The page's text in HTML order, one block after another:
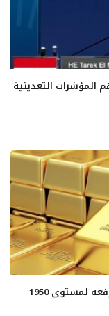
المؤشرات التعدينية
ارتفاع سعر الفايدة يعزز الطلب على الذهب ويرفعه لمستوى 1950